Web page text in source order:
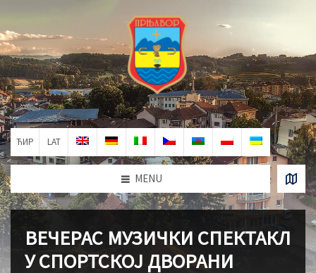
ЋИР LAT
MENU
ВЕЧЕРАС МУЗИЧКИ СПЕКТАКЛ
У СПОРТСКОЈ ДВОРАНИ